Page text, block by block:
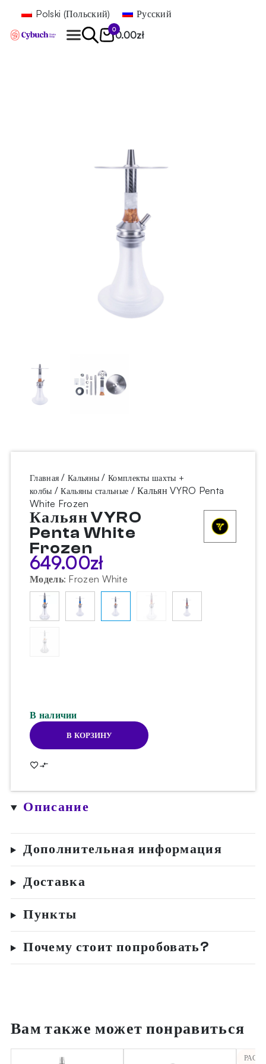
Polski (Польский) Русский
0
0.00zł
Главная /Кальяны /Комплекты шахты +
колбы /Кальяны стальные / Кальян VYRO Penta
White Frozen
Кальян VYRO
Penta White
Frozen
649.00zł
Модель: Frozen White
В наличии
Количество
Кальян
Penta
White
В КОРЗИНУ
Описание
Дополнительная информация
Доставка
Пункты
Почему стоит попробовать?
Вам также может понравиться